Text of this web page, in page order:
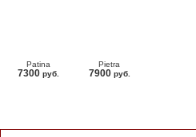
Patina
7300 руб.
Pietra
7900 руб.